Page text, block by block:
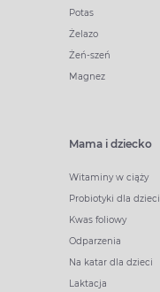
Potas
Żelazo
Żeń-szeń
Magnez
Mama i dziecko
Witaminy w ciąży
Probiotyki dla dzieci
Kwas foliowy
Odparzenia
Na katar dla dzieci
Laktacja